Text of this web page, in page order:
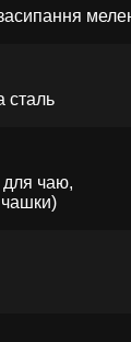
сталь
для чаю
чашки)